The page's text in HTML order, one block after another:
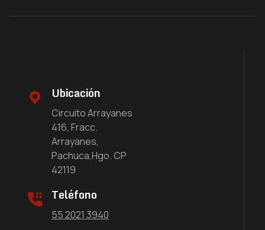
Ubicación
Circuito Arrayanes
416, Fracc.
Arrayanes,
Pachuca,Hgo. CP
42119
Teléfono
55 2021 3940